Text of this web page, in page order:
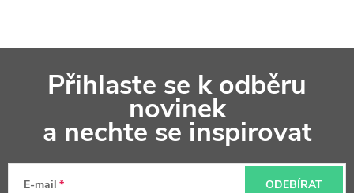
a
Přihlaste se k odběru
novinek
a nechte se inspirovat
E-mail ODEBÍRAT